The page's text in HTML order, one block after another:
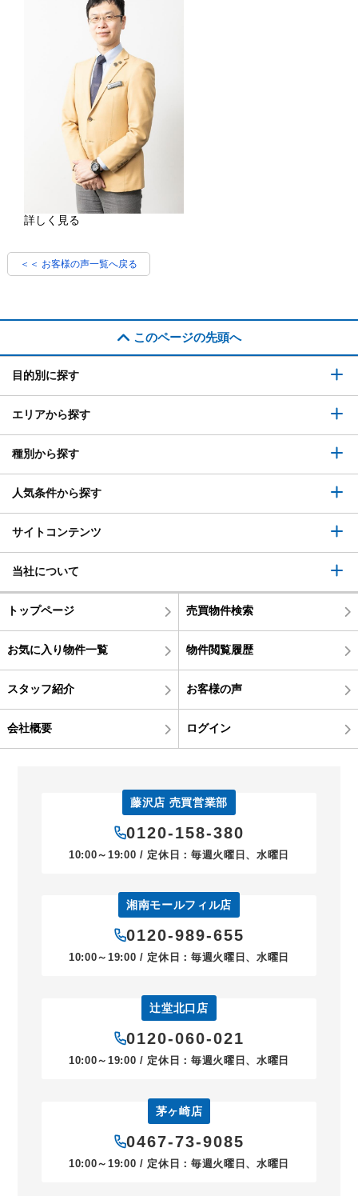
詳しく見る
＜＜ お客様の声一覧へ戻る
このページの先頭へ
目的別に探す
エリアから探す
種別から探す
人気条件から探す
サイトコンテンツ
当社について
トップページ 売買物件検索
お気に入り物件一覧 物件閲覧履歴
スタッフ紹介 お客様の声
会社概要 ログイン
藤沢店 売買営業部
0120-158-380
10:00～19:00 / 定休日：毎週火曜日、水曜日
湘南モールフィル店
0120-989-655
10:00～19:00 / 定休日：毎週火曜日、水曜日
辻堂北口店
0120-060-021
10:00～19:00 / 定休日：毎週火曜日、水曜日
茅ヶ崎店
0467-73-9085
10:00～19:00 / 定休日：毎週火曜日、水曜日